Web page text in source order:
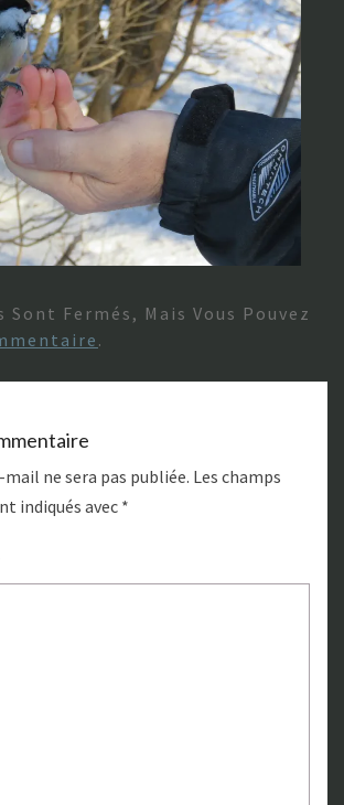
Fermés, Mais Vous Pouvez
.
ne sera pas publiée. Les champs
indiqués avec *